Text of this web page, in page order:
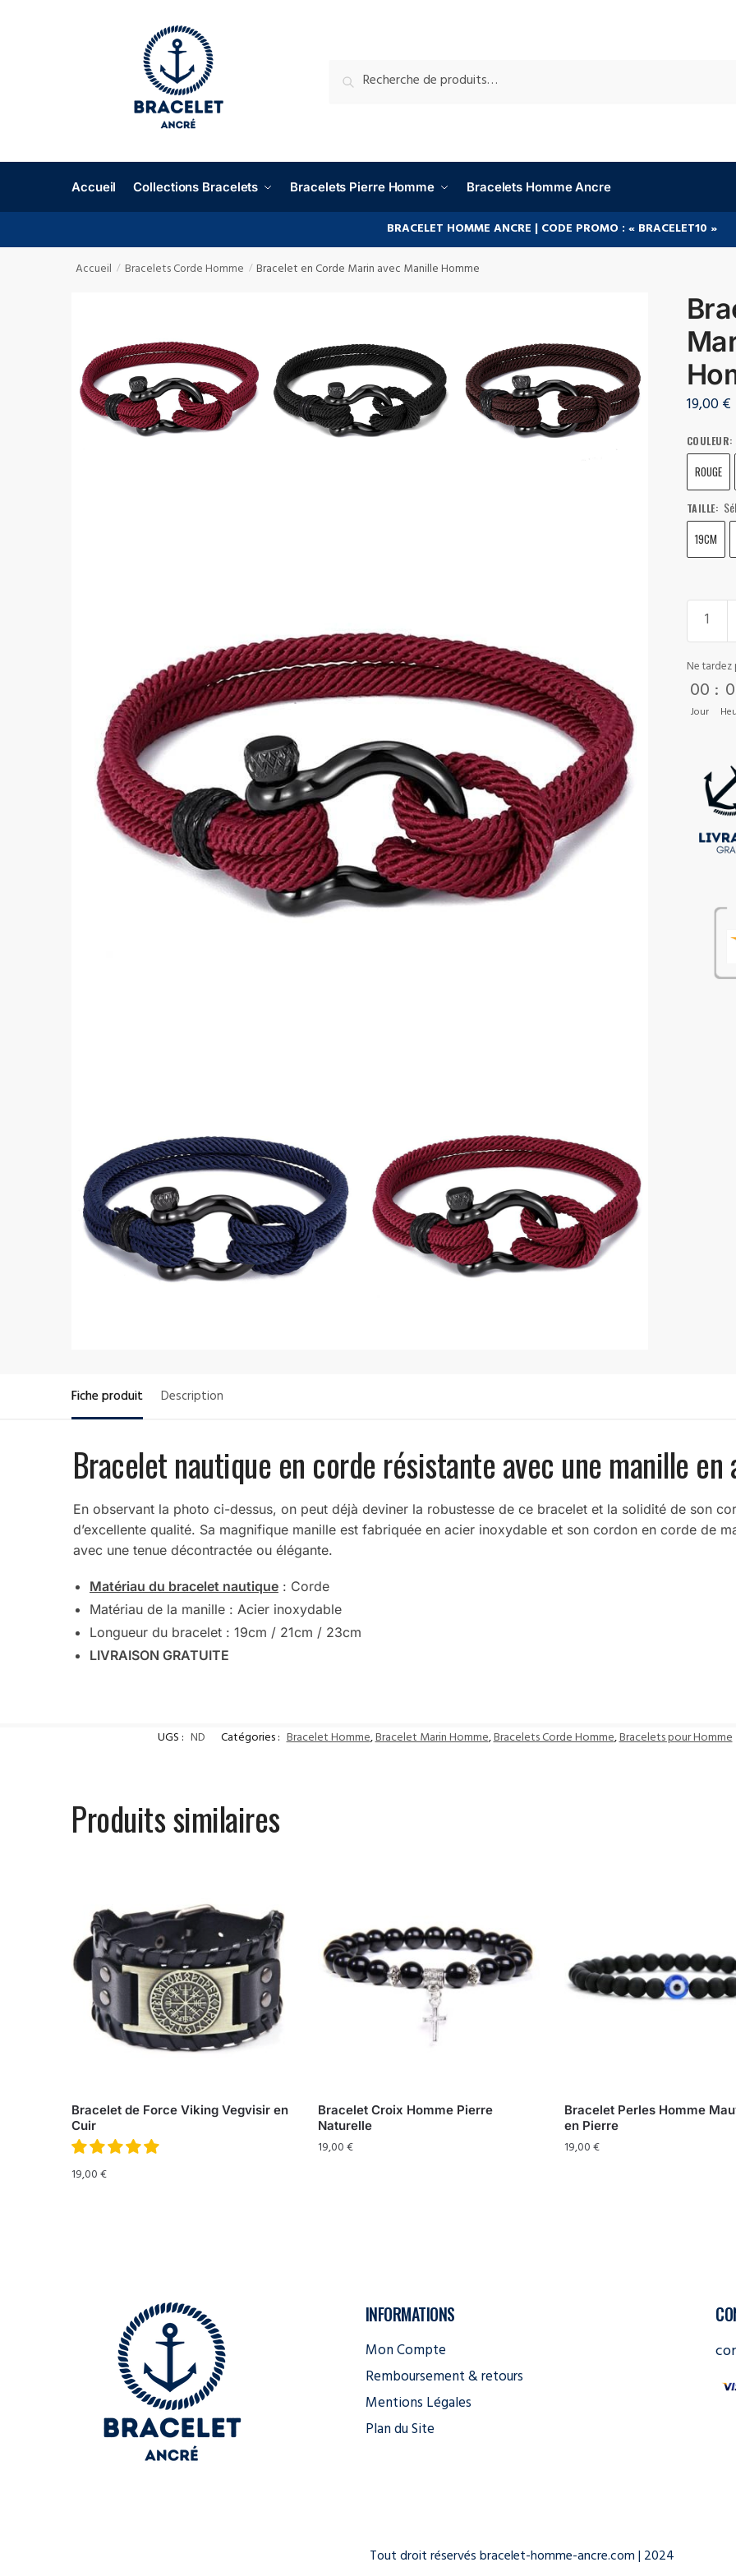
Accueil Collections Bracelets Bracelets Pierre Homme Bracelets Homme Ancre
BRACELET HOMME ANCRE | CODE PROMO : « BRACELET10 »
Accueil / Bracelets Corde Homme / Bracelet en Corde Marin avec Manille Homme
19,00€
COULEUR:
ROUGE
TAILLE:
19CM
Ne tardez
00
Jour
:
Fiche produit Description
Bracelet nautique en corde résistante avec une manille en
En observant la photo ci-dessus, on peut déjà deviner la robustesse de ce bracelet et la solidité de son
d’excellente qualité. Sa magnifique manille est fabriquée en acier inoxydable et son cordon en corde de
avec une tenue décontractée ou élégante.
Matériau du bracelet nautique: Corde
Matériau de la manille : Acier inoxydable
Longueur du bracelet : 19cm / 21cm / 23cm
LIVRAISON GRATUITE
UGS : ND Catégories : Bracelet Homme,Bracelet Marin Homme,Bracelets Corde Homme,Bracelets pour Homme
Produits similaires
Bracelet de Force Viking Vegvisir en
Cuir
19,00€
Bracelet Croix Homme Pierre
Naturelle
19,00€
Bracelet Perles Homme
en Pierre
19,00€
INFORMATIONS
Mon Compte
Remboursement & retours
Mentions Légales
Plan du Site
Tout droit réservés bracelet-homme-ancre.com | 2024